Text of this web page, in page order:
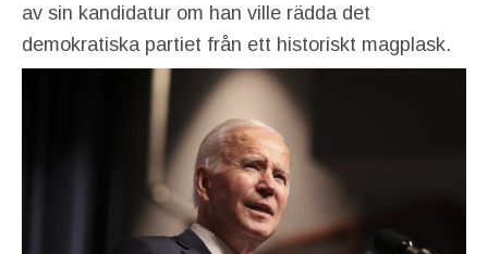
av sin kandidatur om han ville rädda det
demokratiska partiet från ett historiskt magplask.